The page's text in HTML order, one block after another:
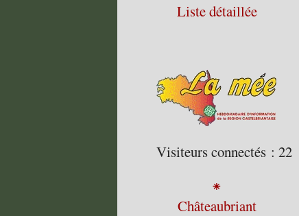
Liste détaillée
Visiteurs connectés : 22
⁕
Châteaubriant